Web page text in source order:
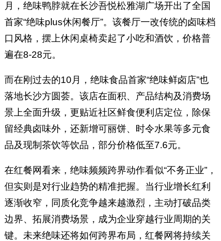
月，绝味鸭脖就在长沙吾悦松雅湖广场开出了全国
首家“绝味plus休闲餐厅”。该餐厅一改传统的卤味档
口风格，摆上休闲桌椅卖起了小吃和酒饮，价格普
遍在8-28元。
而在刚过去的10月，绝味食品首家“绝味鲜卤店”也
落地长沙方圆荟。该店在面积、产品结构及消费场
景上全面升级，更贴近社区鲜食便利店定位，除保
留经典卤味外，还新增可丽饼、时令水果等多元食
品及现制茶饮等饮品，部分价格低至7.6元。
在红餐网看来，绝味频频跨界动作看似“不务正业”，
但实则是对行业趋势的精准把握。当行业增长红利
逐渐收窄，同质化竞争越来越激烈，主动打破品类
边界、拓展消费场景，成为企业穿越行业周期的关
键。未来绝味还将如何跨界布局，红餐网将持续关